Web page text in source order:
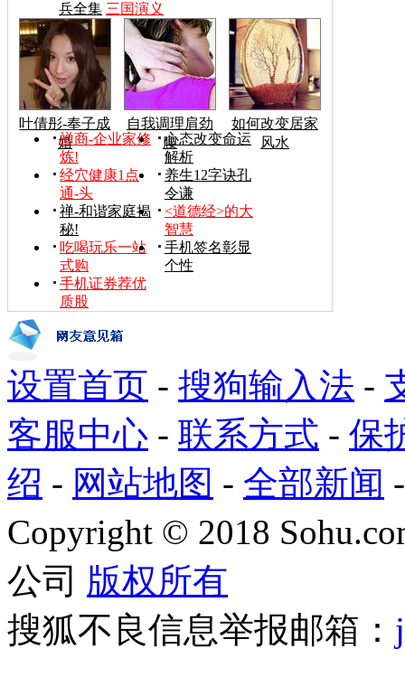
兵全集 三国演义
叶倩彤-奉子成
婚
自我调理肩劲
腰
如何改变居家
风水
禅商-企业家修
炼!
心态改变命运
解析
经穴健康1点
通-头
养生12字诀孔
令谦
禅-和谐家庭揭
秘!
<道德经>的大
智慧
吃喝玩乐一站
式购
手机签名彰显
个性
手机证券荐优
质股
设置首页 - 搜狗输入法 -
客服中心 - 联系方式 - 保
绍 - 网站地图 - 全部新闻
Copyright © 2018
公司 版权所有
搜狐不良信息举报邮箱：